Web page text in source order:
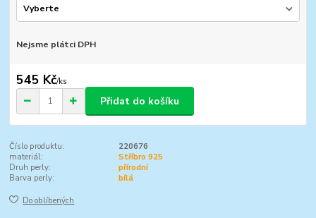
Nejsme plátci DPH
545 Kč/ks
Přidat do košíku
Číslo produktu:
220676
materiál:
Stříbro 925
Druh perly:
přírodní
Barva perly:
bílá
Do oblíbených